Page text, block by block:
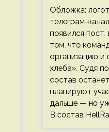
Обложка:
телеграм-
появился
том, что
организацию и
хлеба». Судя
состав
планируют
дальше — но
В состав